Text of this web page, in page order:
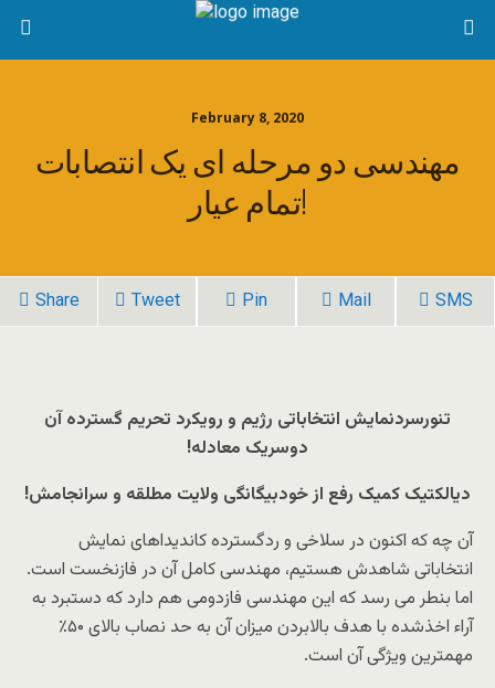
February 8, 2020
مهندسی دو مرحله ای یک انتصابات
تمام عیار!
Share Tweet Pin Mail SMS
تنورسردنمایش انتخاباتی رژیم و رویکرد تحریم گسترده آن
دوسریک معادله!
دیالکتیک کمیک رفع از خودبیگانگی ولایت مطلقه و سرانجامش!
آن چه که اکنون در سلاخی و ردگسترده کاندیداهای نمایش
انتخاباتی شاهدش هستیم، مهندسی کامل آن در فازنخست است.
اما بنطر می رسد که این مهندسی فازدومی هم دارد که دستبرد به
آراء اخذشده با هدف بالابردن میزان آن به حد نصاب بالای ۵۰٪
مهمترین ویژگی آن است.